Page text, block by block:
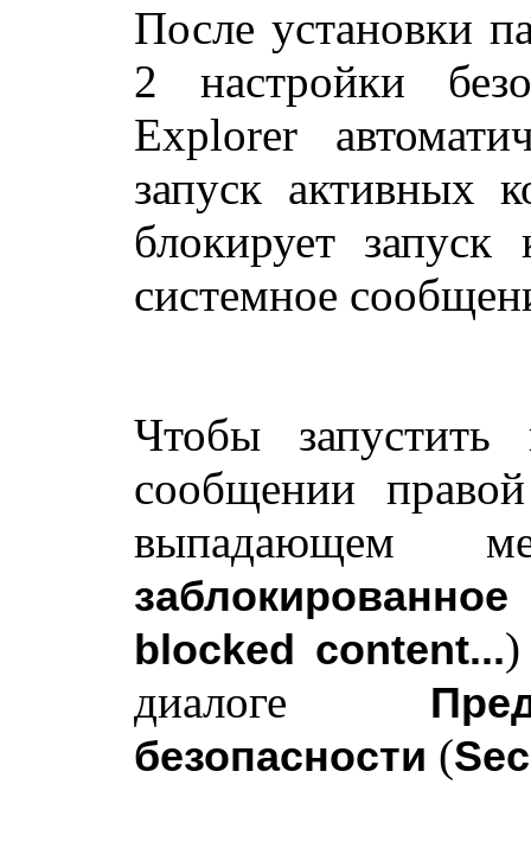
После установки
2 настройки
Explorer
запуск активных
блокирует
системное
Чтобы запустить
сообщении
blocked content...
диалоге
безопасности (